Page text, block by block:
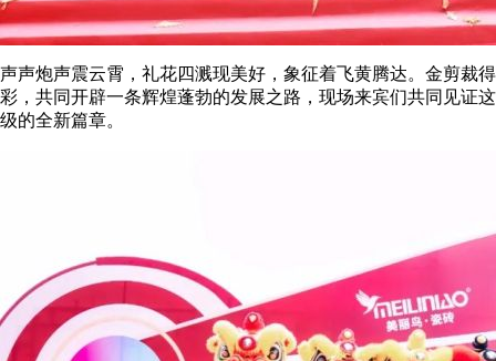
声声炮声震云霄，礼花四溅现美好，象征着飞黄腾达。金剪裁
彩，共同开辟一条辉煌蓬勃的发展之路，现场来宾们共同见证
级的全新篇章。